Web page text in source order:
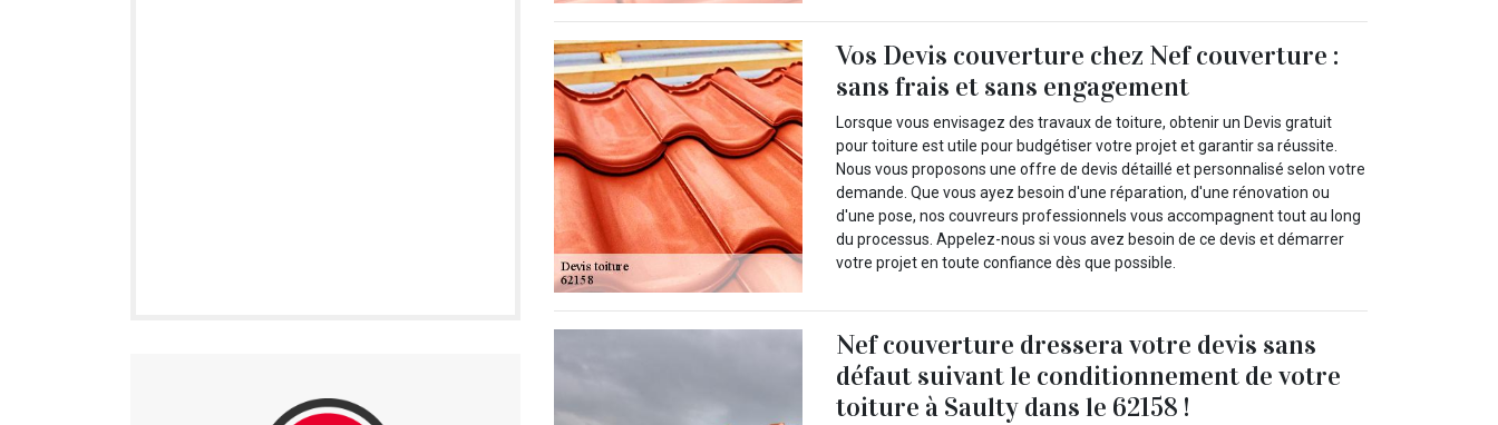
Vos Devis couverture chez Nef couverture :
sans frais et sans engagement
Lorsque vous envisagez des travaux de toiture, obtenir un Devis gratuit
pour toiture est utile pour budgétiser votre projet et garantir sa réussite.
Nous vous proposons une offre de devis détaillé et personnalisé selon votre
demande. Que vous ayez besoin d'une réparation, d'une rénovation ou
d'une pose, nos couvreurs professionnels vous accompagnent tout au long
du processus. Appelez-nous si vous avez besoin de ce devis et démarrer
votre projet en toute confiance dès que possible.
Nef couverture dressera votre devis sans
défaut suivant le conditionnement de votre
toiture à Saulty dans le 62158 !